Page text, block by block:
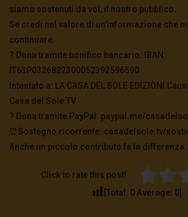
siamo sostenuti da voi, il nostro pubblico.
Se credi nel valore di un’informazione che
continuare.
? Dona tramite bonifico bancario: IBAN:
IT63P0326822300052392596590
Intestato a: LA CASA DEL SOLE EDIZIONI
Casa del Sole TV
?️ Dona tramite PayPal: paypal.me/
⏰Sostegno ricorrente: casadelsole.tv/
Anche un piccolo contributo fa la
Click to rate this post!
[Total: 0 Average: 0